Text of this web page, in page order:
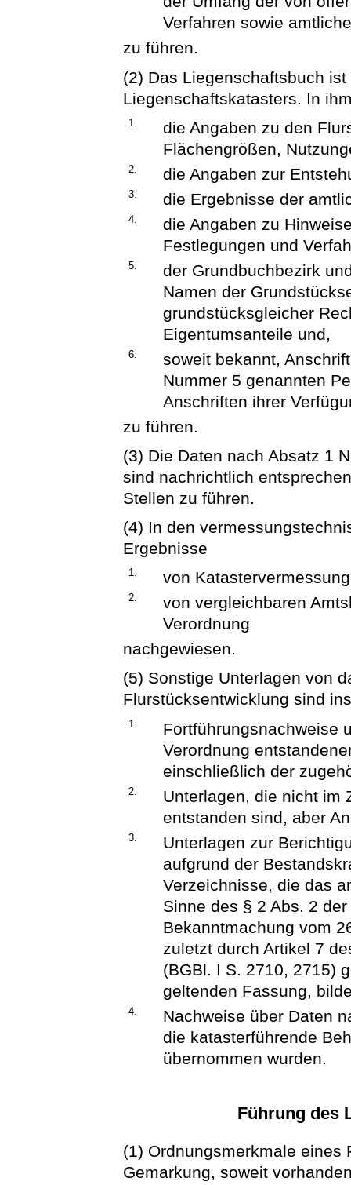
Verfahren sowie
zu führen.
(2) Das Liegenschaftsbuch
Liegenschaftskatasters. In
1.
die Angaben zu den
Flächengrößen,
2. die Angaben zur
3. die Ergebnisse der
4.
die Angaben zu
Festlegungen und
5.
der Grundbuchbezirk
Namen der
grundstücksgleicher
Eigentumsanteile und,
6.
soweit bekannt,
Nummer 5 genannten
Anschriften ihrer
zu führen.
(3) Die Daten nach Absatz 1
sind nachrichtlich
Stellen zu führen.
(4) In den
Ergebnisse
1. von
2.
von vergleichbaren
Verordnung
nachgewiesen.
(5) Sonstige Unterlagen von
Flurstücksentwicklung sind
1.
Fortführungsnachweise
Verordnung
einschließlich der
2.
Unterlagen, die nicht im
entstanden sind, aber
3.
Unterlagen zur
aufgrund der
Verzeichnisse, die das
Sinne des § 2 Abs. 2
Bekanntmachung vom
zuletzt durch Artikel 7
(BGBl. I S. 2710, 2715)
geltenden Fassung,
4.
Nachweise über Daten
die katasterführende
übernommen wurden.
Führung des
(1) Ordnungsmerkmale eines
Gemarkung, soweit